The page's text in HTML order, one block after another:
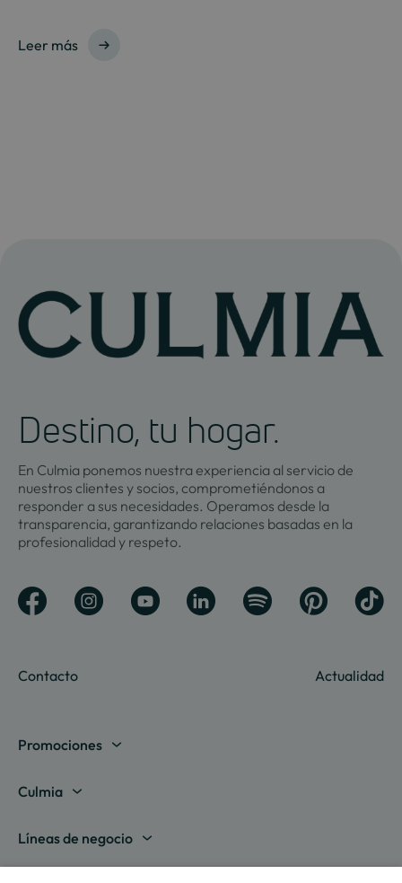
Leer más
Destino, tu hogar.
En Culmia ponemos nuestra experiencia al servicio de
nuestros clientes y socios, comprometiéndonos a
responder a sus necesidades. Operamos desde la
transparencia, garantizando relaciones basadas en la
profesionalidad y respeto.
Contacto Actualidad
Promociones
Culmia
Sobre nosotros
Destino Culmia
Líneas de negocio